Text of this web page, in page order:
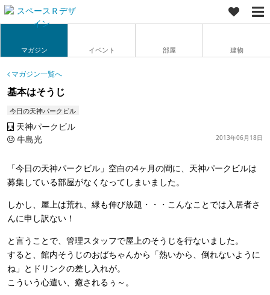
マガジン イベント 部屋 建物
マガジン一覧へ
基本はそうじ
今日の天神パークビル
天神パークビル
牛島光
2013年06月18日
「今日の天神パークビル」空白の4ヶ月の間に、天神パークビルは
募集している部屋がなくなってしまいました。
しかし、屋上は荒れ、緑も伸び放題・・・こんなことでは入居者さ
んに申し訳ない！
と言うことで、管理スタッフで屋上のそうじを行ないました。
すると、館内そうじのおばちゃんから「熱いから、倒れないように
ね」とドリンクの差し入れが。
こういう心遣い、癒されるぅ～。